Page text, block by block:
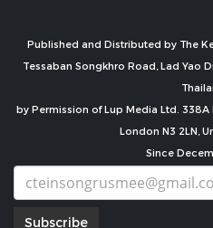
Published and Distributed by The
Tessaban Songkhro Road, Lad Yao
by Permission of Lup Media Ltd. 338A
London N3 2LN,
Since
Subscribe